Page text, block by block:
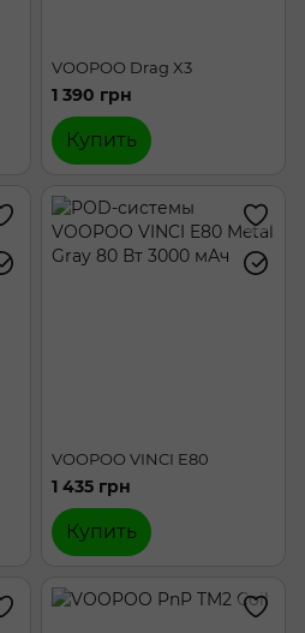
VOOPOO Drag X3
1 390 грн
Купить
VOOPOO VINCI E80
1 435 грн
Купить